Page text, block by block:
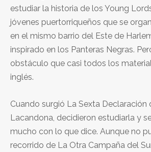
estudiar la historia de los Young
jóvenes puertorriqueños que se
en el mismo barrio del Este de
inspirado en los Panteras Negras.
obstáculo que casi todos los
inglés.
Cuando surgió La Sexta Declaración
Lacandona, decidieron estudiarla y
mucho con lo que dice. Aunque no
recorrido de La Otra Campaña del